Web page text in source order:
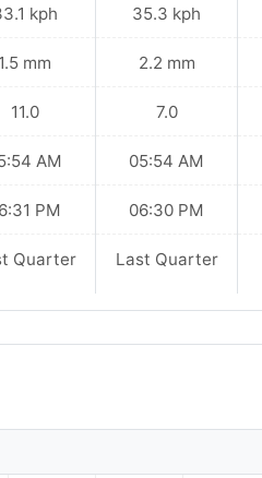
kph
1.5 mm
11.0
AM
PM
Quarter
35.3 kph
2.2 mm
7.0
05:54 AM
06:30 PM
Last Quarter